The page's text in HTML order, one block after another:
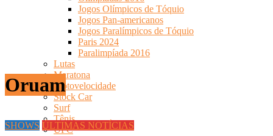
Jogos Olímpicos de Tóquio
Jogos Pan-americanos
Jogos Paralímpicos de Tóquio
Paris 2024
Paralimpíada 2016
Lutas
Maratona
Motovelocidade
Stock Car
Surf
Tênis
UFC
Oruam
SHOWS ÚLTIMAS NOTÍCIAS